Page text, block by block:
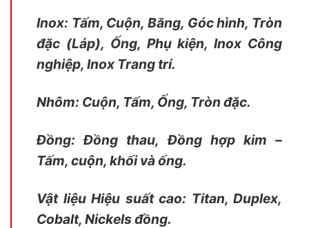
Inox: Tấm, Cuộn, Băng, Góc hình, Tròn
đặc (Láp), Ống, Phụ kiện, Inox Công
nghiệp, Inox Trang trí.
Nhôm: Cuộn, Tấm, Ống, Tròn đặc.
Đồng: Đồng thau, Đồng hợp kim –
Tấm, cuộn, khối và ống.
Vật liệu Hiệu suất cao: Titan, Duplex,
Cobalt, Nickels đồng.